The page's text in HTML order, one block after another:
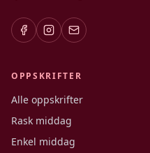
OPPSKRIFTER
Alle oppskrifter
Rask middag
Enkel middag